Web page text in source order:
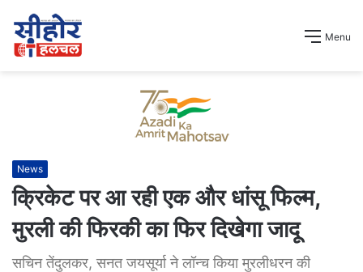
Menu
News
क्रिकेट पर आ रही एक और धांसू फिल्म,
मुरली की फिरकी का फिर दिखेगा जादू
सचिन तेंदुलकर, सनत जयसूर्या ने लॉन्च किया मुरलीधरन की